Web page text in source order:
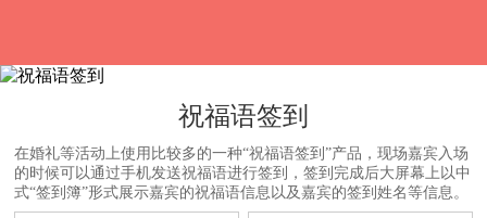
祝福语签到
在婚礼等活动上使用比较多的一种“祝福语签到”产品，现场嘉宾入场
的时候可以通过手机发送祝福语进行签到，签到完成后大屏幕上以中
式“签到簿”形式展示嘉宾的祝福语信息以及嘉宾的签到姓名等信息。